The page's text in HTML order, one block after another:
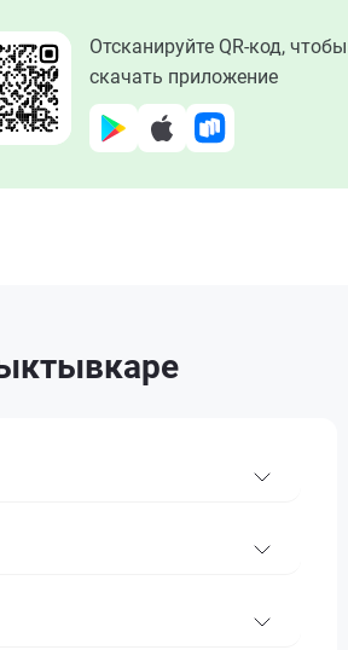
Отсканируйте QR-код, чтобы
скачать приложение